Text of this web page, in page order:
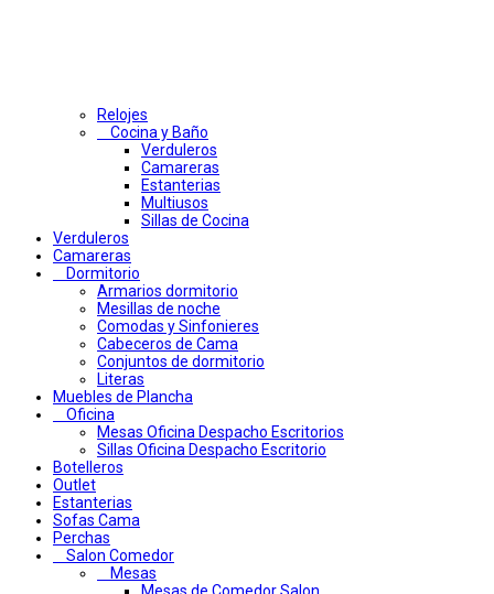
Relojes
Cocina y Baño
Verduleros
Camareras
Estanterias
Multiusos
Sillas de Cocina
Verduleros
Camareras
Dormitorio
Armarios dormitorio
Mesillas de noche
Comodas y Sinfonieres
Cabeceros de Cama
Conjuntos de dormitorio
Literas
Muebles de Plancha
Oficina
Mesas Oficina Despacho Escritorios
Sillas Oficina Despacho Escritorio
Botelleros
Outlet
Estanterias
Sofas Cama
Perchas
Salon Comedor
Mesas